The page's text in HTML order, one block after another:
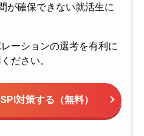
が確保できない就活生に
ーションの選考を有利に
ださい。
対策する（無料）